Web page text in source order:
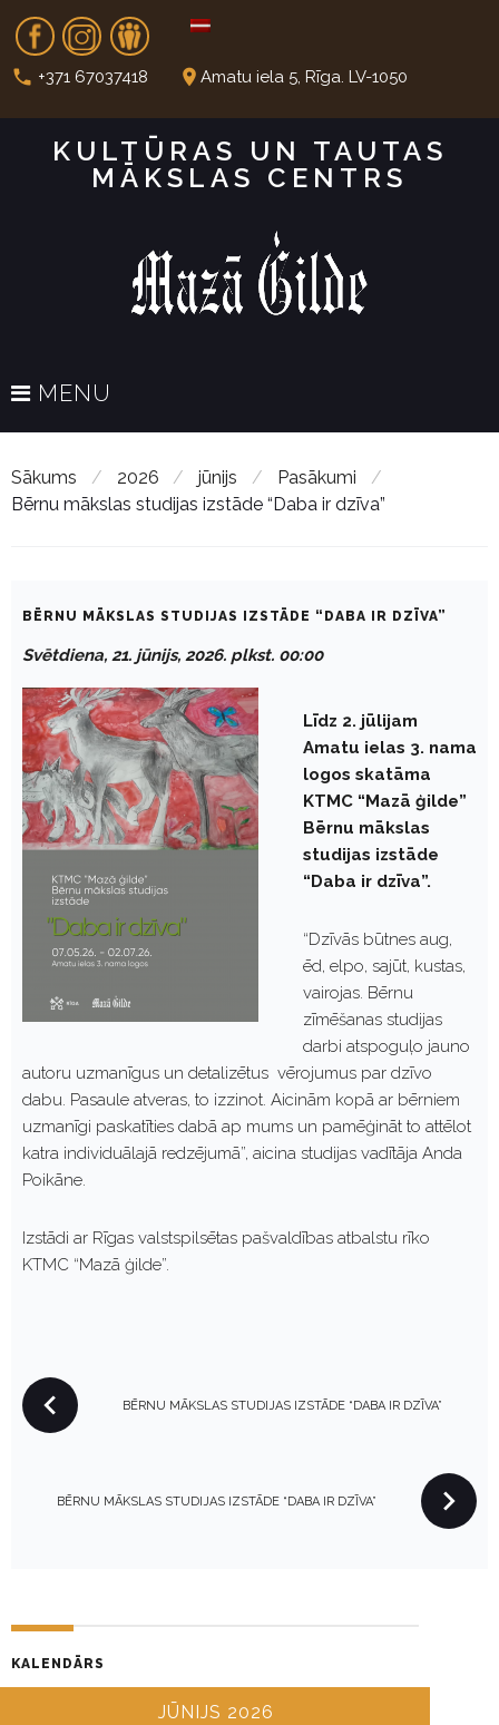
t
Fb In Dr
call +371 67037418 place Amatu iela 5, Rīga. LV-1050
KULTŪRAS UN TAUTAS
MĀKSLAS CENTRS
MENU
Sākums / 2026 / jūnijs / Pasākumi
/
Bērnu mākslas studijas izstāde “Daba ir dzīva”
BĒRNU MĀKSLAS STUDIJAS IZSTĀDE “DABA IR DZĪVA”
Svētdiena, 21. jūnijs, 2026. plkst. 00:00
Līdz 2. jūlijam
Amatu ielas 3. nama
logos skatāma
KTMC “Mazā ģilde”
Bērnu mākslas
studijas izstāde
“Daba ir dzīva”.
“Dzīvās būtnes aug,
ēd, elpo, sajūt, kustas,
vairojas. Bērnu
zīmēšanas studijas
darbi atspoguļo jauno
autoru uzmanīgus un detalizētus vērojumus par dzīvo
dabu. Pasaule atveras, to izzinot. Aicinām kopā ar bērniem
uzmanīgi paskatīties dabā ap mums un pamēģināt to attēlot
katra individuālajā redzējumā”, aicina studijas vadītāja Anda
Poikāne.
Izstādi ar Rīgas valstspilsētas pašvaldības atbalstu rīko
KTMC “Mazā ģilde”.
P
O
G
A
T
BĒRNU MĀKSLAS STUDIJAS IZSTĀDE “DABA IR DZĪVA”
BĒRNU MĀKSLAS STUDIJAS IZSTĀDE “DABA IR DZĪVA”
KALENDĀRS
JŪNIJS 2026